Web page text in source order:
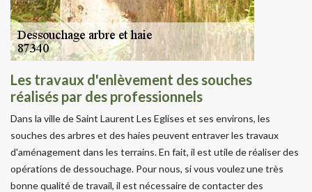
Les travaux d'enlèvement des souches
réalisés par des professionnels
Dans la ville de Saint Laurent Les Eglises et ses environs, les
souches des arbres et des haies peuvent entraver les travaux
d'aménagement dans les terrains. En fait, il est utile de réaliser des
opérations de dessouchage. Pour nous, si vous voulez une très
bonne qualité de travail, il est nécessaire de contacter des